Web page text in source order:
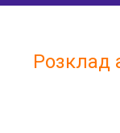
Розклад